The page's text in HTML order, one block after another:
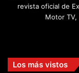
revista oficial de
Motor
Los más vistos